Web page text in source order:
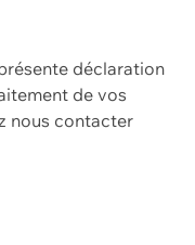
déclaration
de vos
nous contacter